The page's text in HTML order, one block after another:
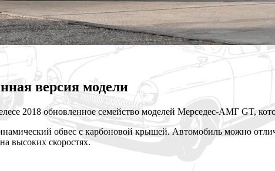
версия модели
2018 обновленное семейство моделей Мерседес-АМГ GT,
обвес с карбоновой крышей. Автомобиль можно
высоких скоростях.